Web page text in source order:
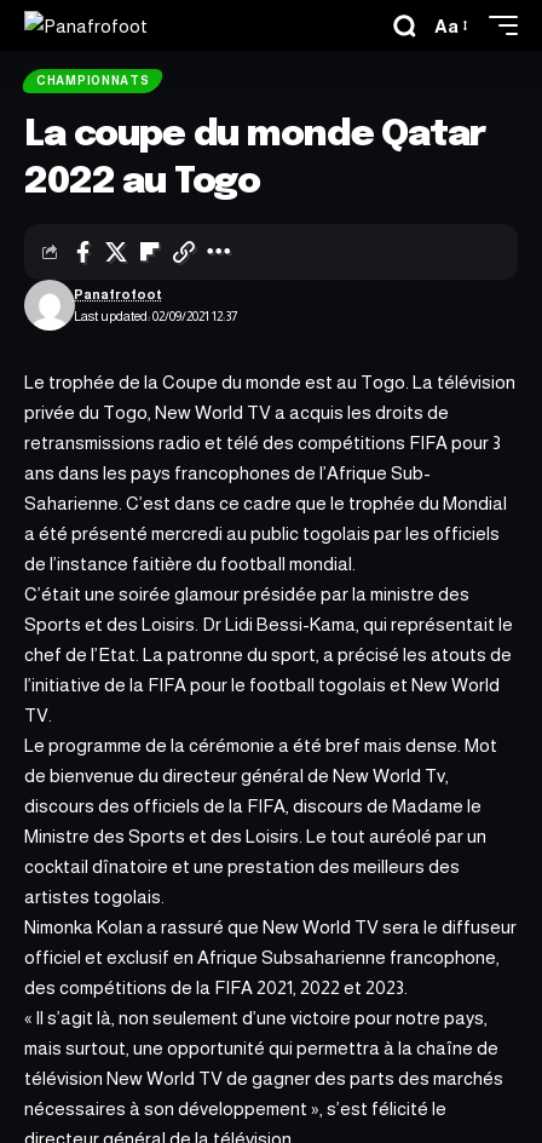
Aa
CHAMPIONNATS
La coupe du monde Qatar
2022 au Togo
Last updated: 02/09/2021 12:37
Panafrofoot
Le trophée de la Coupe du monde est au Togo. La télévision
privée du Togo, New World TV a acquis les droits de
retransmissions radio et télé des compétitions FIFA pour 3
ans dans les pays francophones de l’Afrique Sub-
Saharienne. C’est dans ce cadre que le trophée du Mondial
a été présenté mercredi au public togolais par les officiels
de l’instance faitière du football mondial.
C’était une soirée glamour présidée par la ministre des
Sports et des Loisirs. Dr Lidi Bessi-Kama, qui représentait le
chef de l’Etat. La patronne du sport, a précisé les atouts de
l’initiative de la FIFA pour le football togolais et New World
TV.
Le programme de la cérémonie a été bref mais dense. Mot
de bienvenue du directeur général de New World Tv,
discours des officiels de la FIFA, discours de Madame le
Ministre des Sports et des Loisirs. Le tout auréolé par un
cocktail dînatoire et une prestation des meilleurs des
artistes togolais.
Nimonka Kolan a rassuré que New World TV sera le diffuseur
officiel et exclusif en Afrique Subsaharienne francophone,
des compétitions de la FIFA 2021, 2022 et 2023.
« Il s’agit là, non seulement d’une victoire pour notre pays,
mais surtout, une opportunité qui permettra à la chaîne de
télévision New World TV de gagner des parts des marchés
nécessaires à son développement », s’est félicité le
directeur général de la télévision.